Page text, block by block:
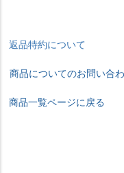
返品特約について
商品についてのお問い合
商品一覧ページに戻る